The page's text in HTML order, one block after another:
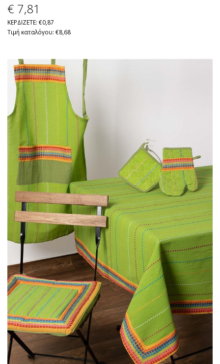
€ 7,81
ΚΕΡΔΙΖΕΤΕ: €0,87
Τιμή καταλόγου: €8,68